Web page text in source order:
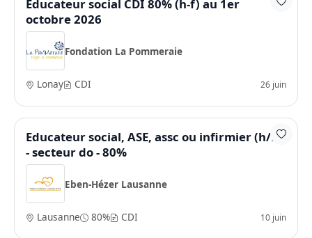
Educateur social CDI 80% (h-f) au 1er
octobre 2026
Fondation La Pommeraie
Lonay CDI 26 juin
Educateur social, ASE, assc ou infirmier (h/f)
- secteur do - 80%
Eben-Hézer Lausanne
Lausanne 80% CDI 10 juin